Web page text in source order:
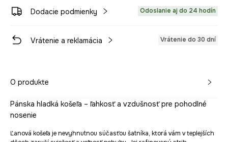
Dodacie podmienky Odoslanie aj do 24 hodín
Vrátenie a reklamácia Vrátenie do 30 dní
O produkte
Pánska hladká košeľa – ľahkosť a vzdušnosť pre pohodlné
nosenie
Ľanová košeľa je nevyhnutnou súčasťou šatníka, ktorá vám v teplejších